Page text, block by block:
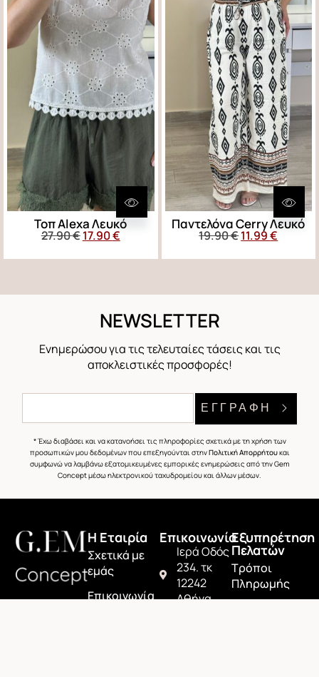
Τοπ Alexa Λευκό
27.90€17.90€
Παντελόνα Cerry Λευκό
19.90€11.99€
NEWSLETTER
Ενημερώσου για τις τελευταίες τάσεις και τις
αποκλειστικές προσφορές!
ΕΓΓΡΑΦΗ
* Έχω διαβάσει και να κατανοήσει τις πληροφορίες σχετικά με τη χρήση των
προσωπικών μου δεδομένων που επεξηγούνται στηνΠολιτική Απορρήτουκαι
συμφωνώ να λαμβάνω εξατομικευμένες εμπορικές ενημερώσεις από την Gem
Concept μέσω ηλεκτρονικού ταχυδρομείου και άλλων μέσων.
H Εταιρία
Σχετικά με
εμάς
Επικοινωνία
Επικοινωνία
Ιερά Οδός
234. τκ
12242
Αθήνα
Εξυπηρέτηση
Πελατών
Τρόποι
Πληρωμής